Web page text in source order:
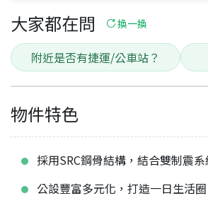
大家都在問 換一換
附近是否有捷運/公車站？
物件特色
採用SRC鋼骨結構，結合雙制震
公設豐富多元化，打造一日生活圈